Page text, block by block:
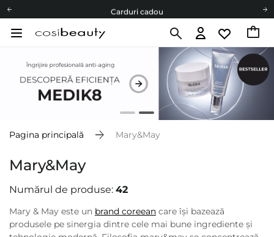
Carduri cadou
Livrare mai ieftină pentru comenzile de la 150 RON!
Carduri cadou
Livrare mai ieftină pentru comenzile de la 150 RON!
Pagina principală Mary&May
Mary&May
Numărul de produse: 42
Mary & May este un brand coreean care își bazează
produsele pe sinergia dintre cele mai bune ingrediente și